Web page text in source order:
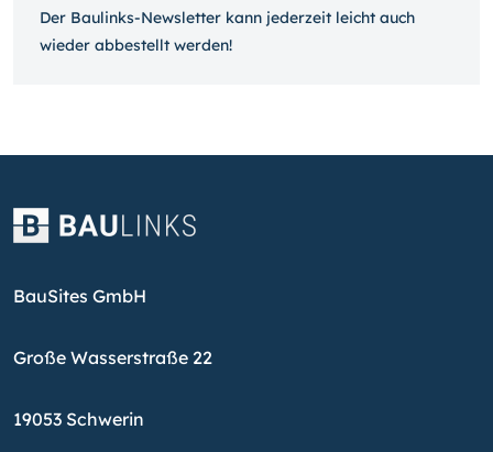
Der Baulinks-Newsletter kann jeder­zeit leicht auch
wieder ab­bestellt werden!
BauSites GmbH
Große Wasserstraße 22
19053 Schwerin